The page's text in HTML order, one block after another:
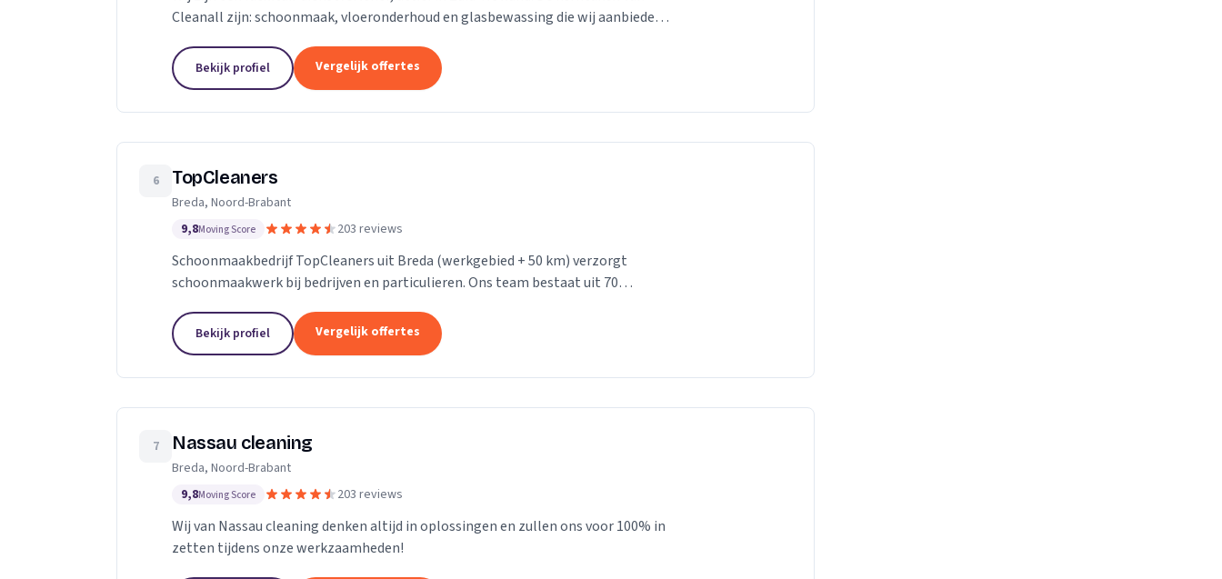
Cleanall zijn: schoonmaak, vloeronderhoud en glasbewassing die wij aanbieden
Bekijk profiel Vergelijk offertes
6 TopCleaners
Breda, Noord-Brabant
9,8Moving Score 203 reviews
Schoonmaakbedrijf TopCleaners uit Breda (werkgebied + 50 km) verzorgt
schoonmaakwerk bij bedrijven en particulieren. Ons team bestaat uit 70
Bekijk profiel Vergelijk offertes
7 Nassau cleaning
Breda, Noord-Brabant
9,8Moving Score 203 reviews
Wij van Nassau cleaning denken altijd in oplossingen en zullen ons voor 100% in
zetten tijdens onze werkzaamheden!